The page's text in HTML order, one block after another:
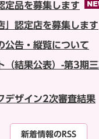
定品を募集します
」認定店を募集します
公告・縦覧について
（結果公表）-第3期
デザイン2次審査結果
新着情報のRSS